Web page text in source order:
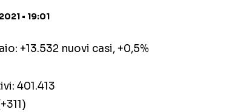
• 19:01
+13.532 nuovi casi, +0,5%
401.413